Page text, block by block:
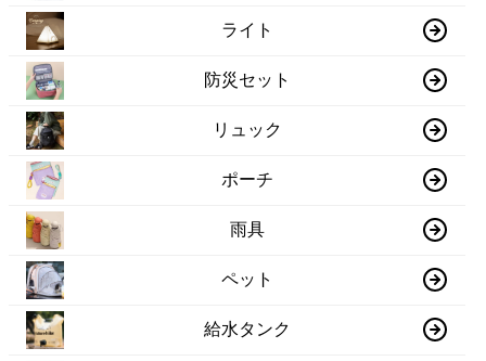
ライト
防災セット
リュック
ポーチ
雨具
ペット
給水タンク